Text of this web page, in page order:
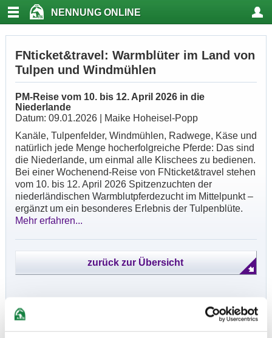
NENNUNG ONLINE
FNticket&travel: Warmblüter im Land von
Tulpen und Windmühlen
PM-Reise vom 10. bis 12. April 2026 in die
Niederlande
Datum: 09.01.2026 | Maike Hoheisel-Popp
Kanäle, Tulpenfelder, Windmühlen, Radwege, Käse und
natürlich jede Menge hocherfolgreiche Pferde: Das sind
die Niederlande, um einmal alle Klischees zu bedienen.
Bei einer Wochenend-Reise von FNticket&travel stehen
vom 10. bis 12. April 2026 Spitzenzuchten der
niederländischen Warmblutpferdezucht im Mittelpunkt –
ergänzt um ein besonderes Erlebnis der Tulpenblüte.
Mehr erfahren...